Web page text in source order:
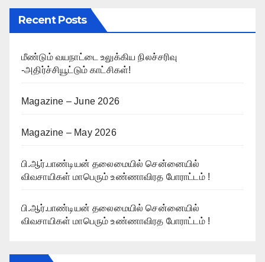
Recent Posts
மீண்டும் வயநாட்டை உலுக்கிய நிலச்சரிவு
-அதிர்ச்சியூட்டும் காட்சிகள்!
Magazine – June 2026
Magazine – May 2026
பி.ஆர்.பாண்டியன் தலைமையில் சென்னையில்
விவசாயிகள் மாபெரும் உண்ணாவிரத போராட்டம் !
பி.ஆர்.பாண்டியன் தலைமையில் சென்னையில்
விவசாயிகள் மாபெரும் உண்ணாவிரத போராட்டம் !